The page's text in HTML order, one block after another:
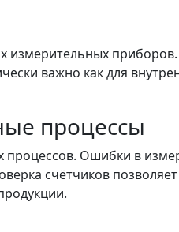
измерительных
важно как для
процессы
Ошибки в
счётчиков